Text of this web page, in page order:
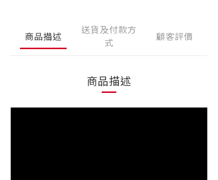
商品描述
送貨及付款方
式
顧客評價
商品描述